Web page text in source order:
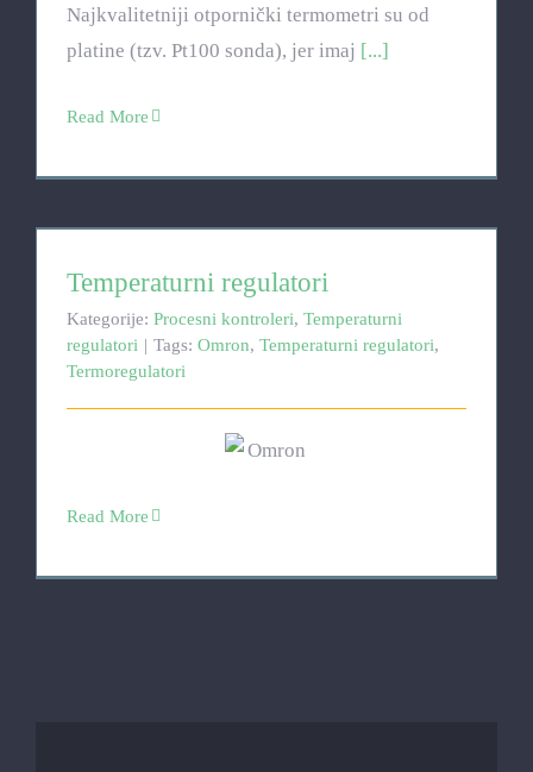
Najkvalitetniji otpornički termometri su od
platine (tzv. Pt100 sonda), jer imaj [...]
Read More
Temperaturni regulatori
Kategorije: Procesni kontroleri, Temperaturni
regulatori | Tags: Omron, Temperaturni regulatori,
Termoregulatori
Read More